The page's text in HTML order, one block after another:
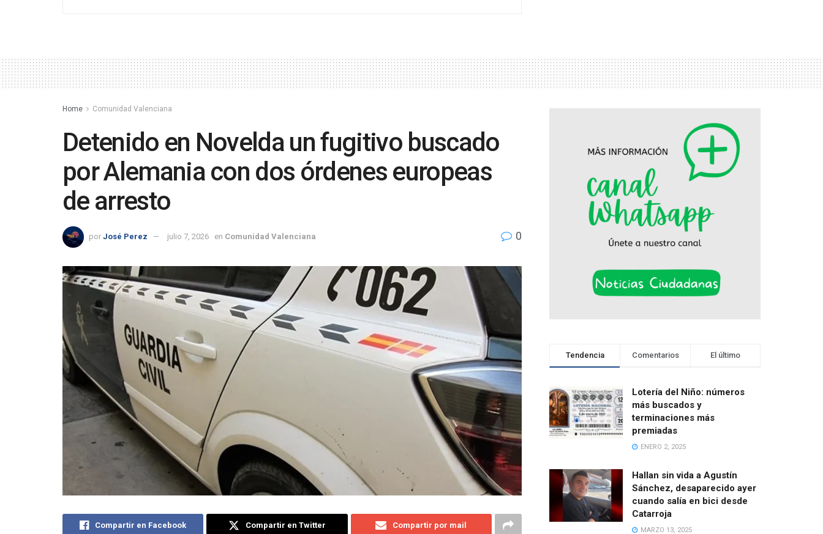
Home Comunidad Valenciana
Detenido en Novelda un fugitivo buscado
por Alemania con dos órdenes europeas
de arresto
por José Perez julio 7, 2026 en Comunidad Valenciana 0
Compartir en Facebook Compartir en Twitter Compartir por mail
Tendencia Comentarios El último
Lotería del Niño: números
más buscados y
terminaciones más
premiadas
ENERO 2, 2025
Hallan sin vida a Agustín
Sánchez, desaparecido ayer
cuando salía en bici desde
Catarroja
MARZO 13, 2025